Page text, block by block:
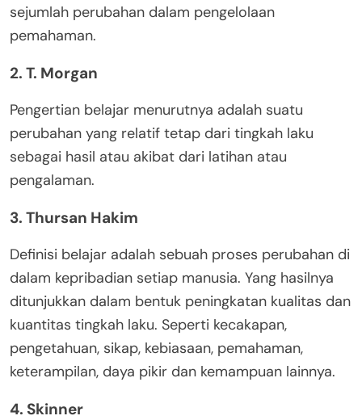
sejumlah perubahan dalam pengelolaan
pemahaman.
2. T. Morgan
Pengertian belajar menurutnya adalah suatu
perubahan yang relatif tetap dari tingkah laku
sebagai hasil atau akibat dari latihan atau
pengalaman.
3. Thursan Hakim
Definisi belajar adalah sebuah proses perubahan di
dalam kepribadian setiap manusia. Yang hasilnya
ditunjukkan dalam bentuk peningkatan kualitas dan
kuantitas tingkah laku. Seperti kecakapan,
pengetahuan, sikap, kebiasaan, pemahaman,
keterampilan, daya pikir dan kemampuan lainnya.
4. Skinner